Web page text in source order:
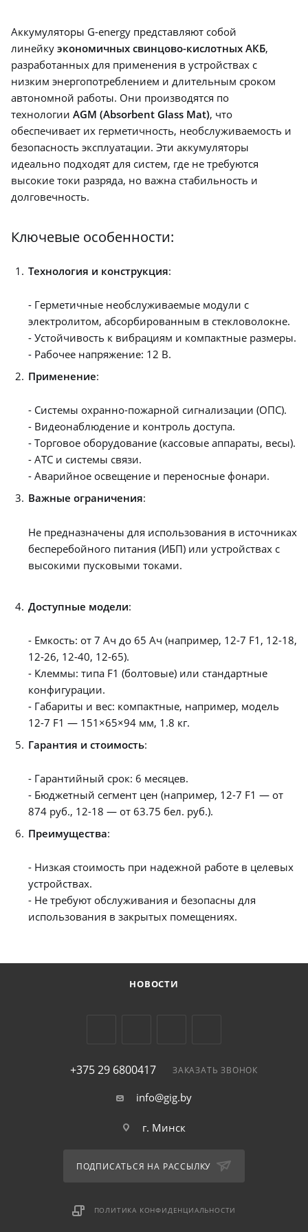
Вес, кг
Аккумуляторы G-energy представляют собой
линейку экономичных свинцово-кислотных АКБ,
разработанных для применения в устройствах с
низким энергопотреблением и длительным сроком
автономной работы. Они производятся по
технологии AGM (Absorbent Glass Mat), что
обеспечивает их герметичность, необслуживаемость и
безопасность эксплуатации. Эти аккумуляторы
идеально подходят для систем, где не требуются
высокие токи разряда, но важна стабильность и
долговечность.
Ключевые особенности:
Технология и конструкция:
- Герметичные необслуживаемые модули с
электролитом, абсорбированным в стекловолокне.
- Устойчивость к вибрациям и компактные размеры.
- Рабочее напряжение: 12 В.
Применение:
- Системы охранно-пожарной сигнализации (ОПС).
- Видеонаблюдение и контроль доступа.
- Торговое оборудование (кассовые аппараты, весы).
- АТС и системы связи.
- Аварийное освещение и переносные фонари.
Важные ограничения:
Не предназначены для использования в источниках
бесперебойного питания (ИБП) или устройствах с
высокими пусковыми токами.
Доступные модели:
- Емкость: от 7 Ач до 65 Ач (например, 12-7 F1, 12-18,
12-26, 12-40, 12-65).
- Клеммы: типа F1 (болтовые) или стандартные
конфигурации.
- Габариты и вес: компактные, например, модель
12-7 F1 — 151×65×94 мм, 1.8 кг.
Гарантия и стоимость:
- Гарантийный срок: 6 месяцев.
- Бюджетный сегмент цен (например, 12-7 F1 — от
874 руб., 12-18 — от 63.75 бел. руб.).
Преимущества:
- Низкая стоимость при надежной работе в целевых
устройствах.
- Не требуют обслуживания и безопасны для
использования в закрытых помещениях.
НОВОСТИ
+375 29 6800417 ЗАКАЗАТЬ ЗВОНОК
info@gig.by
г. Минск
ПОДПИСАТЬСЯ НА РАССЫЛКУ
ПОЛИТИКА КОНФИДЕНЦИАЛЬНОСТИ